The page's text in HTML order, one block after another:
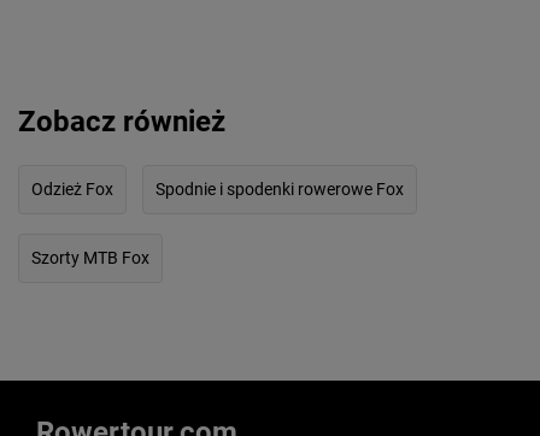
Zobacz również
Odzież Fox Spodnie i spodenki rowerowe Fox
Szorty MTB Fox